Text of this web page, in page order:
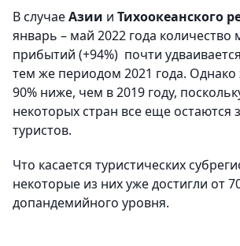
В случаеАзии и Тихоокеанского
январь – май 2022 года
прибытий (+94%) почти
тем же периодом 2021 года.
90% ниже, чем в 2019 году,
некоторых стран все еще остаются
туристов.
Что касается туристических
некоторые из них уже достигли от
допандемийного уровня.